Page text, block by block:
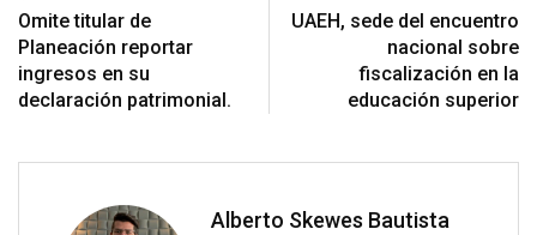
Omite titular de
Planeación reportar
ingresos en su
declaración patrimonial.
UAEH, sede del encuentro
nacional sobre
fiscalización en la
educación superior
Alberto Skewes Bautista